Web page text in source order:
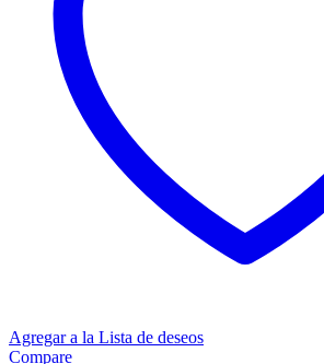
Agregar a la Lista de deseos
Compare